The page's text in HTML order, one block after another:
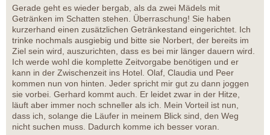
Gerade geht es wieder bergab, als da zwei Mädels mit
Getränken im Schatten stehen. Überraschung! Sie haben
kurzerhand einen zusätzlichen Getränkestand eingerichtet. Ich
trinke nochmals ausgiebig und bitte sie Norbert, der bereits im
Ziel sein wird, auszurichten, dass es bei mir länger dauern wird.
Ich werde wohl die komplette Zeitvorgabe benötigen und er
kann in der Zwischenzeit ins Hotel. Olaf, Claudia und Peer
kommen nun von hinten. Jeder spricht mir gut zu dann joggen
sie vorbei. Gerhard kommt auch. Er leidet zwar in der Hitze,
läuft aber immer noch schneller als ich. Mein Vorteil ist nun,
dass ich, solange die Läufer in meinem Blick sind, den Weg
nicht suchen muss. Dadurch komme ich besser voran.